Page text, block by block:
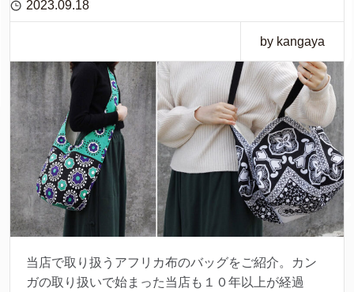
2023.09.18
by kangaya
当店で取り扱うアフリカ布のバッグをご紹介。カン
ガの取り扱いで始まった当店も１０年以上が経過